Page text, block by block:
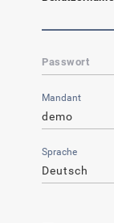
Passwort
Mandant
demo
Sprache
Deutsch